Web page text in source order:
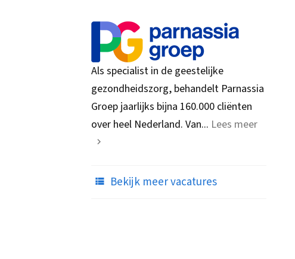
Als specialist in de geestelijke
gezondheidszorg, behandelt Parnassia
Groep jaarlijks bijna 160.000 cliënten
over heel Nederland. Van... Lees meer
Bekijk meer vacatures